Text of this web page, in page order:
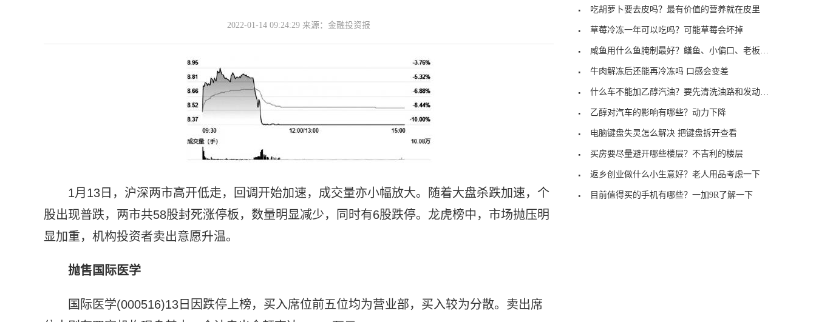
2022-01-14 09:24:29 来源：金融投资报
1月13日，沪深两市高开低走，回调开始加速，成交量亦小幅放大。随着大盘杀跌加速，个
股出现普跌，两市共58股封死涨停板，数量明显减少，同时有6股跌停。龙虎榜中，市场抛压明
显加重，机构投资者卖出意愿升温。
抛售国际医学
国际医学(000516)13日因跌停上榜，买入席位前五位均为营业部，买入较为分散。卖出席
吃胡萝卜要去皮吗？最有价值的营养就在皮里
草莓冷冻一年可以吃吗？可能草莓会坏掉
咸鱼用什么鱼腌制最好？鳝鱼、小偏口、老板鱼等
牛肉解冻后还能再冷冻吗 口感会变差
什么车不能加乙醇汽油？要先清洗油路和发动机积碳
乙醇对汽车的影响有哪些？动力下降
电脑键盘失灵怎么解决 把键盘拆开查看
买房要尽量避开哪些楼层？不吉利的楼层
返乡创业做什么小生意好？老人用品考虑一下
目前值得买的手机有哪些？一加9R了解一下